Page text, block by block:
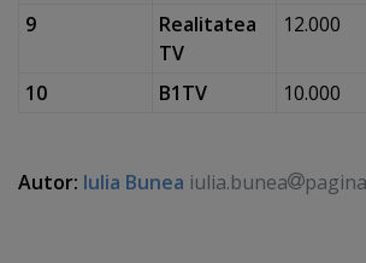
9
Realitatea
TV
12.000
10 B1TV 10.000
Autor: Iulia Bunea iulia.bunea